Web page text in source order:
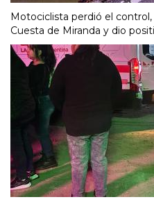
Motociclista perdió el
Cuesta de Miranda y dio